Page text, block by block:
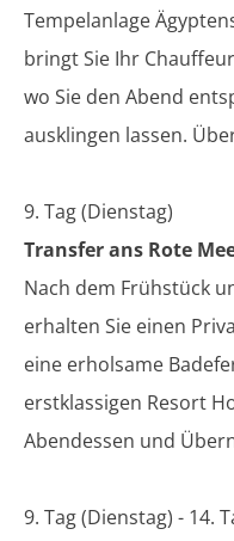
Tempelanlage
bringt Sie Ihr
wo Sie den Abend
ausklingen lassen.
9. Tag (Dienstag)
Transfer ans Rote
Nach dem Frühstück
erhalten Sie einen
eine erholsame
erstklassigen Resort
Abendessen und
9. Tag (Dienstag) - 14.